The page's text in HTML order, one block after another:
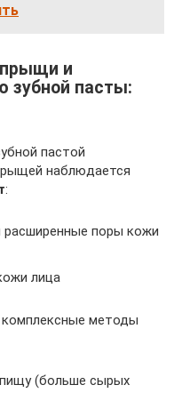
прыщи и
зубной пасты:
пастой
наблюдается
:
поры кожи
лица
методы
(больше сырых